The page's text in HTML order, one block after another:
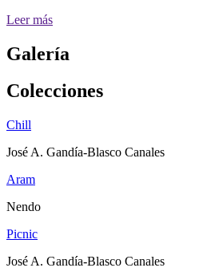
Leer más
Galería
Colecciones
Chill
José A. Gandía-Blasco Canales
Aram
Nendo
Picnic
José A. Gandía-Blasco Canales